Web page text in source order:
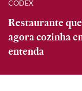
CODEX
Restaurante
agora cozinha
entenda